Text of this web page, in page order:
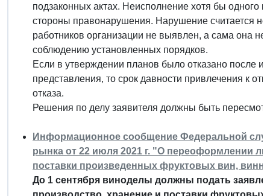
подзаконных актах. Неисполнение хотя бы одного
стороны правонарушения. Нарушение считается
работников организации не выявлен, а сама она
соблюдению установленных порядков.
Если в утверждении планов было отказано после
представления, то срок давности привлечения к
отказа.
Решения по делу заявителя должны быть
Информационное сообщение Федеральной
рынка от 22 июля 2021 г. "О переоформлении
поставки произведенных фруктовых вин,
До 1 сентября виноделы должны подать